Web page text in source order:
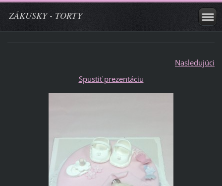
ZÁKUSKY - TORTY
Nasledujúci
Spustiť prezentáciu